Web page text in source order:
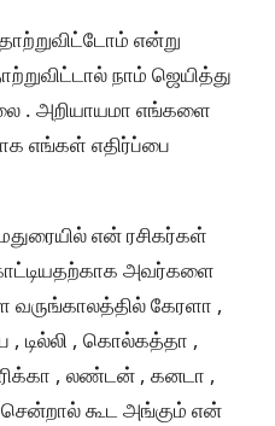
என்று
நாம் ஜெயித்து
. அறியாயமா எங்களை
எங்கள் எதிர்ப்பை
என் ரசிகர்கள்
அவர்களை
வருங்காலத்தில் கேரளா ,
, டில்லி , கொல்கத்தா ,
, லண்டன் , கனடா ,
கூட அங்கும் என்